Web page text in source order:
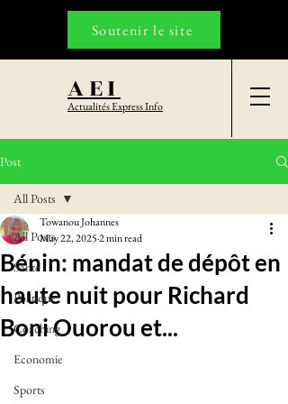
AEI
Actualités Express Info
Soutenir le site
Post
All Posts
Santé
Politique
Coaching
Economie
Sports
All Posts
Bénin: mandat de dépôt en
haute nuit pour Richard
Boni Ouorou et...
Towanou Johannes
May 22, 20252 min read